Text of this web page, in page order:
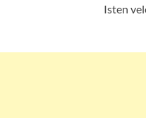
Isten